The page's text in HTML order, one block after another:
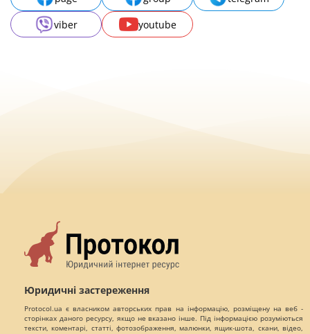
viber
youtube
Юридичні застереження
Protocol.ua є власником авторських прав на інформацію, розміщену на веб -
сторінках даного ресурсу, якщо не вказано інше. Під інформацією розуміються
тексти, коментарі, статті, фотозображення, малюнки, ящик-шота, скани, відео,